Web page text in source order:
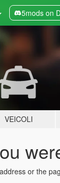
5mods on
VEICOLI
or the